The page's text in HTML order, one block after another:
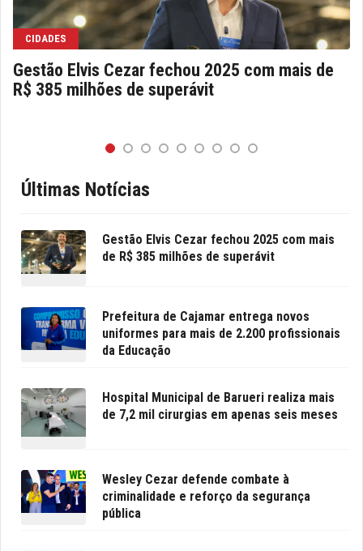
CIDADES
Gestão Elvis Cezar fechou 2025 com mais de
R$ 385 milhões de superávit
Últimas Notícias
Gestão Elvis Cezar fechou 2025 com mais
de R$ 385 milhões de superávit
Prefeitura de Cajamar entrega novos
uniformes para mais de 2.200 profissionais
da Educação
Hospital Municipal de Barueri realiza mais
de 7,2 mil cirurgias em apenas seis meses
Wesley Cezar defende combate à
criminalidade e reforço da segurança
pública